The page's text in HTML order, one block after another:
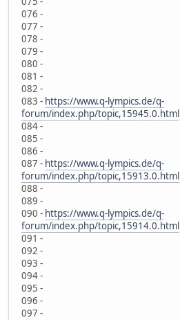
076 -
077 -
078 -
079 -
080 -
081 -
082 -
083 - https://www.q-lympics.de/q-
forum/index.php/topic,15945.0.html
084 -
085 -
086 -
087 - https://www.q-lympics.de/q-
forum/index.php/topic,15913.0.html
088 -
089 -
090 - https://www.q-lympics.de/q-
forum/index.php/topic,15914.0.html
091 -
092 -
093 -
094 -
095 -
096 -
097 -